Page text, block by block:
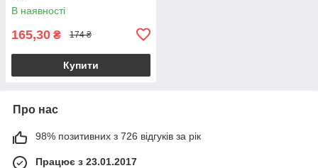
В наявності
165,30 ₴ 174 ₴
Купити
Про нас
98% позитивних з 726 відгуків за рік
Працює з 23.01.2017